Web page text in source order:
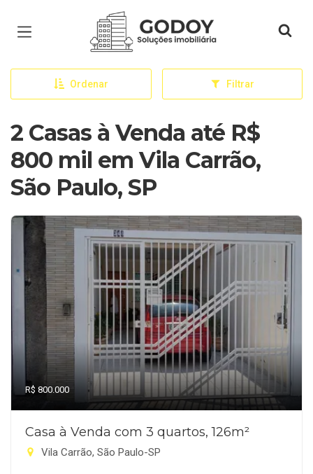
Página inicial
Ordenar Filtrar
2 Casas à Venda até R$
800 mil em Vila Carrão,
São Paulo, SP
R$ 800.000
Casa à Venda com 3 quartos, 126m²
Vila Carrão, São Paulo-SP